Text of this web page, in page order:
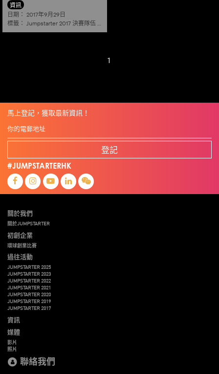
資訊
日期： 2017年9月29日
標籤： Jumpstarter 2017 決賽隊伍
1
馬上登記，獲取最新資訊！
登記
#JUMPSTARTERHK
關於我們
關於JUMPSTARTER
初創企業
環球創業比賽
過往活動
JUMPSTARTER 2025
JUMPSTARTER 2023
JUMPSTARTER 2022
JUMPSTARTER 2021
JUMPSTARTER 2020
JUMPSTARTER 2019
JUMPSTARTER 2017
資訊
媒體
影片
照片
聯絡我們